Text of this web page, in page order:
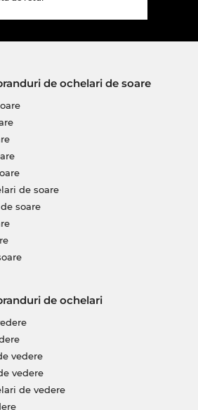
de ochelari de soare
de soare
soare
de ochelari
vedere
vedere
de vedere